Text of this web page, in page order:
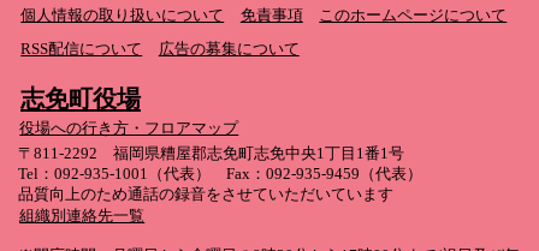
個人情報の取り扱いについて 免責事項
このホームページについて
RSS配信について
広告の募集について
志免町役場
役場への行き方・フロアマップ
〒811-2292 福岡県糟屋郡志免町志免中央1丁目1番1号
Tel：092-935-1001（代表） Fax：092-935-9459（代表）
品質向上のため通話の録音をさせていただいています
組織別連絡先一覧